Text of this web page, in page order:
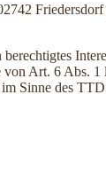
Art. 6
Sinne des